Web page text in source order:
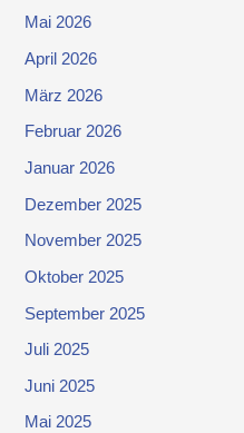
Mai 2026
April 2026
März 2026
Februar 2026
Januar 2026
Dezember 2025
November 2025
Oktober 2025
September 2025
Juli 2025
Juni 2025
Mai 2025